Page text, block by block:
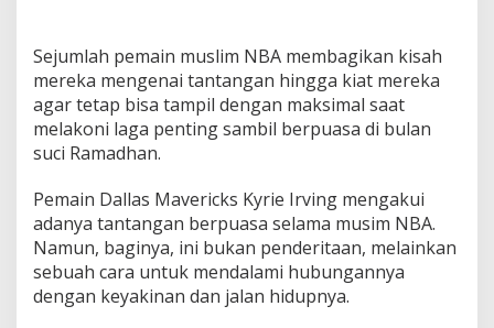
Sejumlah pemain muslim NBA membagikan kisah
mereka mengenai tantangan hingga kiat mereka
agar tetap bisa tampil dengan maksimal saat
melakoni laga penting sambil berpuasa di bulan
suci Ramadhan.
Pemain Dallas Mavericks Kyrie Irving mengakui
adanya tantangan berpuasa selama musim NBA.
Namun, baginya, ini bukan penderitaan, melainkan
sebuah cara untuk mendalami hubungannya
dengan keyakinan dan jalan hidupnya.